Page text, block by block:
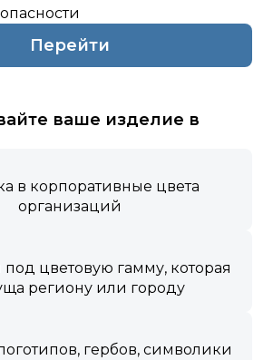
Перейти
ваше изделие в
в корпоративные цвета
организаций
цветовую гамму, которая
региону или городу
гербов, символики